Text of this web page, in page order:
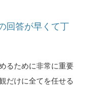
回答が早くて丁
るために非常に重要
だけに全てを任せる